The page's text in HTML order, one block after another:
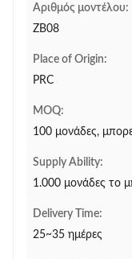
Αριθμός μοντέλου:
ZB08
Place of Origin:
PRC
MOQ:
100 μονάδες,
Supply Ability:
1.000 μονάδες το
Delivery Time:
25~35 ημέρες